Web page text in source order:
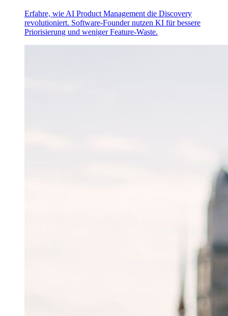
Erfahre, wie AI Product Management die Discovery
revolutioniert. Software-Founder nutzen KI für bessere
Priorisierung und weniger Feature-Waste.